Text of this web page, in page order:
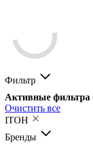
Фильтр
Активные фильтра
Очистить все
ITOH
Бренды